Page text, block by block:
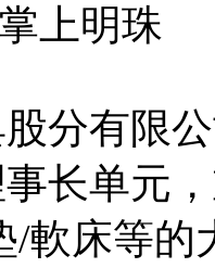
上明珠
分有限
长单元
/軟床等的